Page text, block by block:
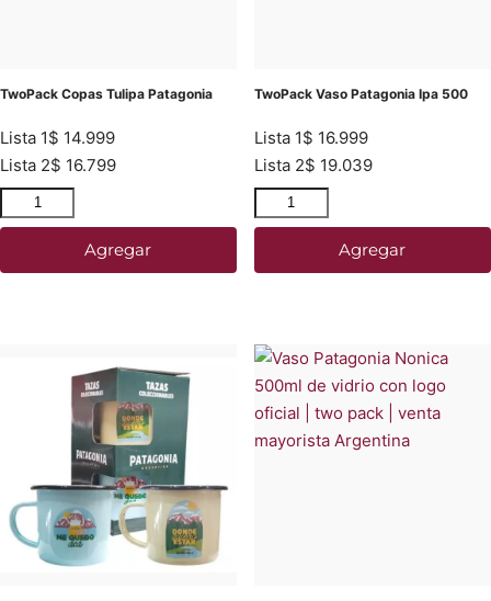
TwoPack Copas Tulipa Patagonia
Lista 1$ 14.999
Lista 2$ 16.799
Agregar
TwoPack Vaso Patagonia Ipa 500
Lista 1$ 16.999
Lista 2$ 19.039
Agregar